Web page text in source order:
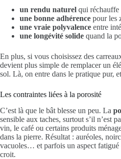
un rendu naturel qui réchauffe
une bonne adhérence pour les
une vraie polyvalence entre
une longévité solide quand la
En plus, si vous choisissez des
devient plus simple de remplacer un
sol. Là, on entre dans le pratique pur,
Les contraintes liées à la porosité
C’est là que le bât blesse un peu. La
sensible aux taches, surtout s’il n’est
vin, le café ou certains produits
dans la pierre. Résultat : auréoles,
vacuoles… et parfois un aspect
croit.